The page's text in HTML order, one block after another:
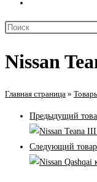
по
сайту
Поиск
сайте
Nissan
Главная страница »
Предыдущий
Следующий товар